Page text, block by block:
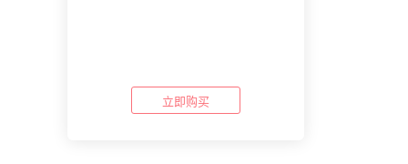
立即购买